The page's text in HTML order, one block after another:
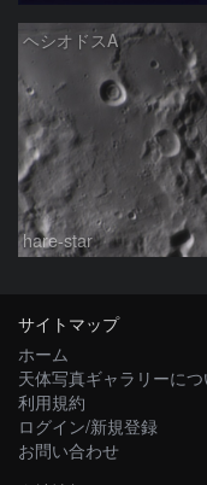
ヘシオドスA
hare-star
サイトマップ
ホーム
天体写真ギャラリーにつ
利用規約
ログイン/新規登録
お問い合わせ